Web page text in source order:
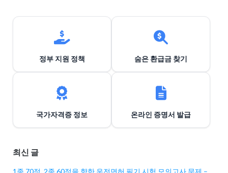
정부 지원 정책 숨은 환급금 찾기
국가자격증 정보 온라인 증명서 발급
최신 글
1종 70점, 2종 60점을 향한 운전면허 필기 시험 모의고사 문제 –